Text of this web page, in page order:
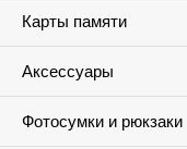
Карты памяти
Аксессуары
Фотосумки и рюкзаки